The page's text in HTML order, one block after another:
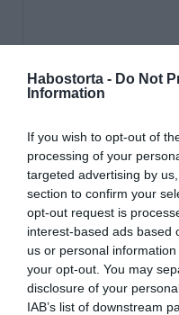
Habostorta - Do Not
Information
If you wish to opt-out of
processing of your
targeted advertising by
section to confirm your
opt-out request is
interest-based ads based
us or personal
your opt-out. You may
disclosure of your
IAB’s list of downstream